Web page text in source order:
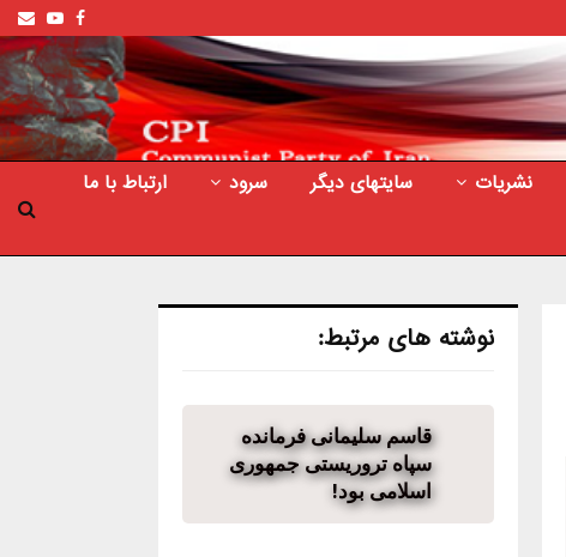
Facebook
نشریات سایتهای دیگر سرود
ارتباط با ما
نوشته های مرتبط:
قاسم سلیمانی فرمانده
سپاه تروریستی جمهوری
اسلامی بود!